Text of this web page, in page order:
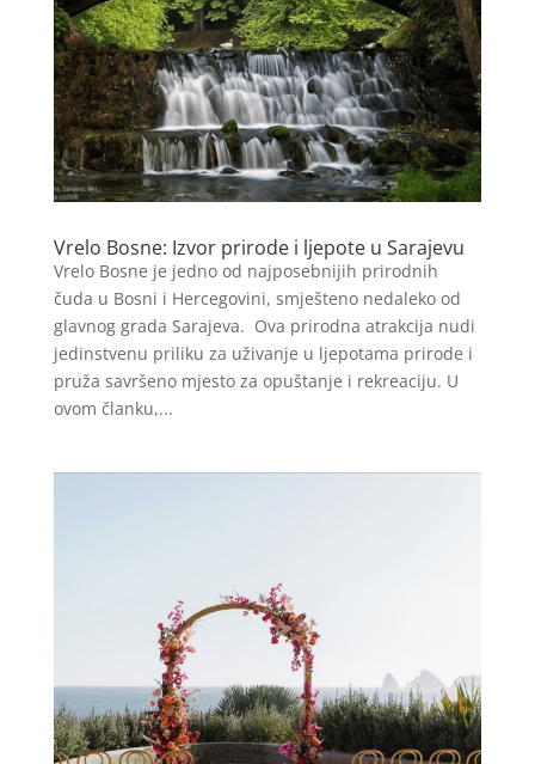
Vrelo Bosne: Izvor prirode i ljepote u Sarajevu
Vrelo Bosne je jedno od najposebnijih prirodnih
čuda u Bosni i Hercegovini, smješteno nedaleko od
glavnog grada Sarajeva. Ova prirodna atrakcija nudi
jedinstvenu priliku za uživanje u ljepotama prirode i
pruža savršeno mjesto za opuštanje i rekreaciju. U
ovom članku,...